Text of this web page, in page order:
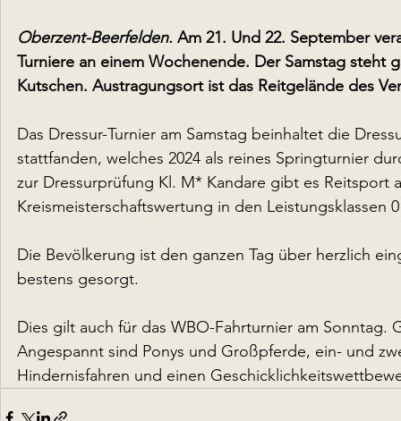
Oberzent-Beerfelden. Am 21. Und 22. September
Turniere an einem Wochenende. Der Samstag steht
Kutschen. Austragungsort ist das Reitgelände des
Das Dressur-Turnier am Samstag beinhaltet die
stattfanden, welches 2024 als reines Springturnier
zur Dressurprüfung Kl. M* Kandare gibt es
Kreismeisterschaftswertung in den Leistungsklassen
Die Bevölkerung ist den ganzen Tag über herzlich
bestens gesorgt.
Dies gilt auch für das WBO-Fahrturnier am
Angespannt sind Ponys und Großpferde, ein- und
Hindernisfahren und einen